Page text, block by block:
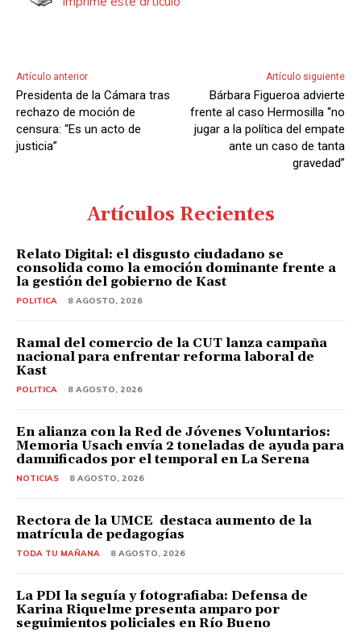
o
r
d
e
o
Artículo anterior
Presidenta de la Cámara tras
rechazo de moción de
censura: “Es un acto de
justicia”
Artículo siguiente
Bárbara Figueroa advierte
frente al caso Hermosilla “no
jugar a la política del empate
ante un caso de tanta
gravedad”
Artículos Recientes
Relato Digital: el disgusto ciudadano se
consolida como la emoción dominante frente a
la gestión del gobierno de Kast
POLITICA 8 AGOSTO, 2026
Ramal del comercio de la CUT lanza campaña
nacional para enfrentar reforma laboral de
Kast
POLITICA 8 AGOSTO, 2026
En alianza con la Red de Jóvenes Voluntarios:
Memoria Usach envía 2 toneladas de ayuda para
damnificados por el temporal en La Serena
NOTICIAS 8 AGOSTO, 2026
Rectora de la UMCE destaca aumento de la
matrícula de pedagogías
TODA TU MAÑANA 8 AGOSTO, 2026
La PDI la seguía y fotografiaba: Defensa de
Karina Riquelme presenta amparo por
seguimientos policiales en Río Bueno